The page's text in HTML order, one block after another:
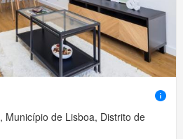
Município de Lisboa, Distrito de